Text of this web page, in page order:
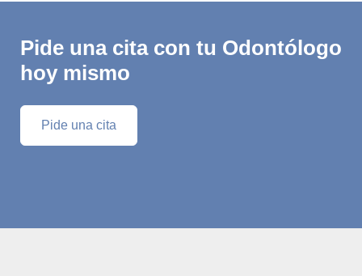
Pide una cita con tu Odontólogo
hoy mismo
Pide una cita